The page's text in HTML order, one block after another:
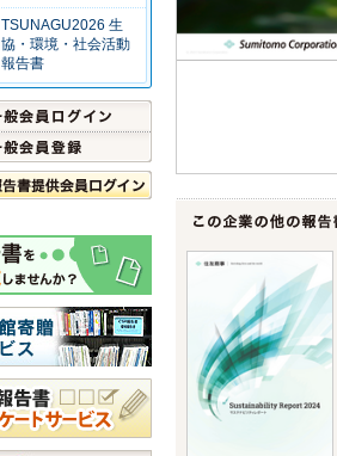
TSUNAGU2026 生
協・環境・社会活動
報告書